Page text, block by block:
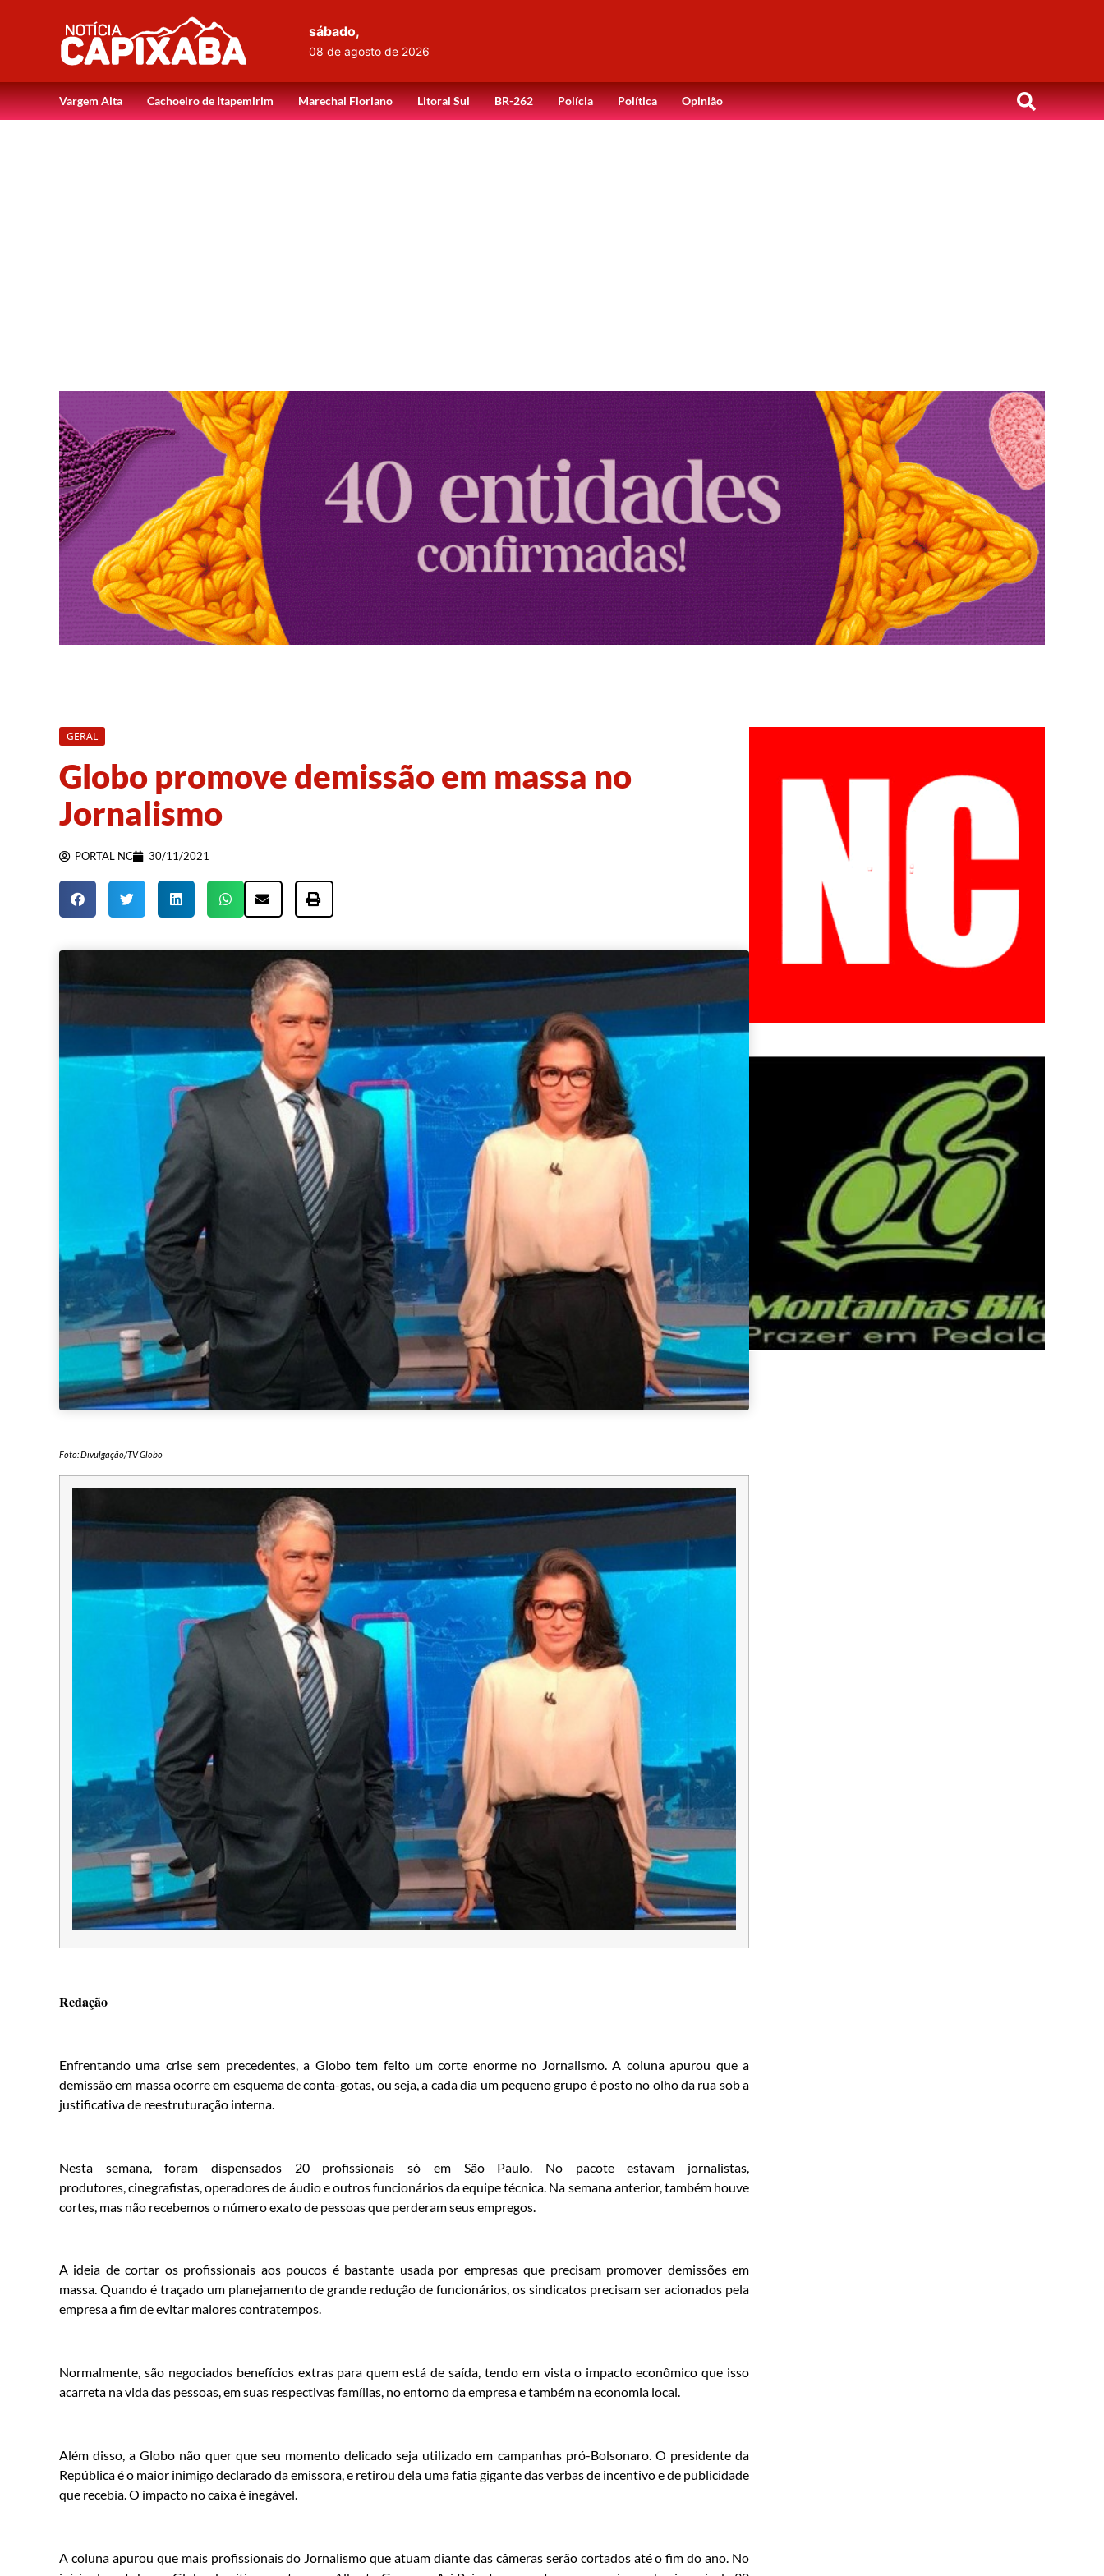
sábado,
08 de agosto de 2026
Vargem Alta Cachoeiro de Itapemirim Marechal Floriano Litoral Sul BR-262 Polícia Política Opinião
GERAL
Globo promove demissão em massa no
Jornalismo
PORTAL NC 30/11/2021
Foto: Divulgação/TV Globo
Redação
Enfrentando uma crise sem precedentes, a Globo tem feito um corte enorme no Jornalismo. A coluna apurou que a
demissão em massa ocorre em esquema de conta-gotas, ou seja, a cada dia um pequeno grupo é posto no olho da rua sob a
justificativa de reestruturação interna.
Nesta semana, foram dispensados 20 profissionais só em São Paulo. No pacote estavam jornalistas,
produtores, cinegrafistas, operadores de áudio e outros funcionários da equipe técnica. Na semana anterior, também houve
cortes, mas não recebemos o número exato de pessoas que perderam seus empregos.
A ideia de cortar os profissionais aos poucos é bastante usada por empresas que precisam promover demissões em
massa. Quando é traçado um planejamento de grande redução de funcionários, os sindicatos precisam ser acionados pela
empresa a fim de evitar maiores contratempos.
Normalmente, são negociados benefícios extras para quem está de saída, tendo em vista o impacto econômico que isso
acarreta na vida das pessoas, em suas respectivas famílias, no entorno da empresa e também na economia local.
Além disso, a Globo não quer que seu momento delicado seja utilizado em campanhas pró-Bolsonaro. O presidente da
República é o maior inimigo declarado da emissora, e retirou dela uma fatia gigante das verbas de incentivo e de publicidade
que recebia. O impacto no caixa é inegável.
A coluna apurou que mais profissionais do Jornalismo que atuam diante das câmeras serão cortados até o fim do ano. No